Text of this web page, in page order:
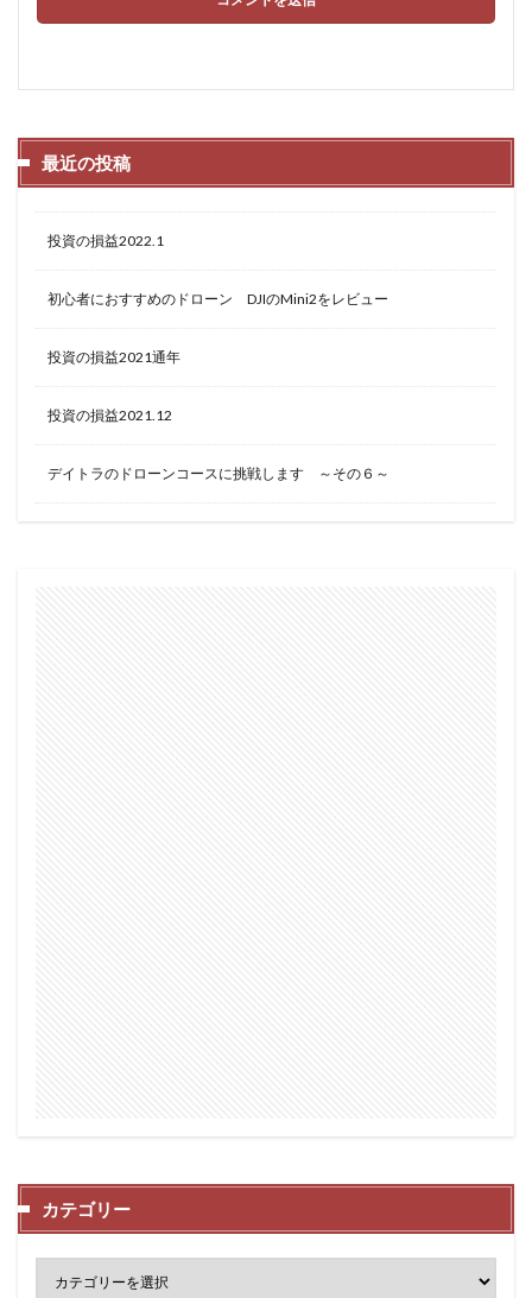
最近の投稿
投資の損益2022.1
初心者におすすめのドローン DJIのMini2をレビュー
投資の損益2021通年
投資の損益2021.12
デイトラのドローンコースに挑戦します ～その６～
カテゴリー